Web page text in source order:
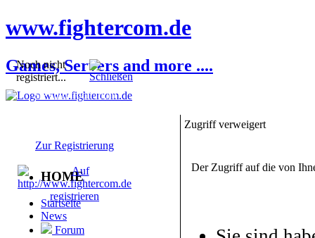
www.fightercom.de
Games, Servers and more ....
HOME
Startseite
News
Forum
Zugriff verweigert
Der Zugriff auf die von
Noch nicht
registriert...
Sie sind noch nicht
Zur Registrierung